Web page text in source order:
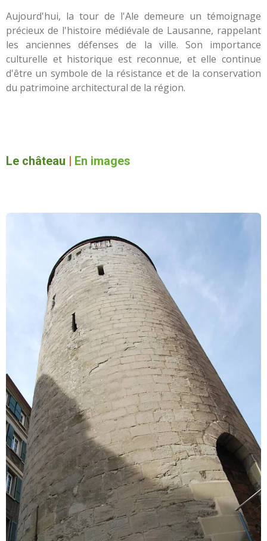
Aujourd'hui, la tour de l'Ale demeure un témoignage
précieux de l'histoire médiévale de Lausanne, rappelant
les anciennes défenses de la ville. Son importance
culturelle et historique est reconnue, et elle continue
d'être un symbole de la résistance et de la conservation
du patrimoine architectural de la région.
Le château En images